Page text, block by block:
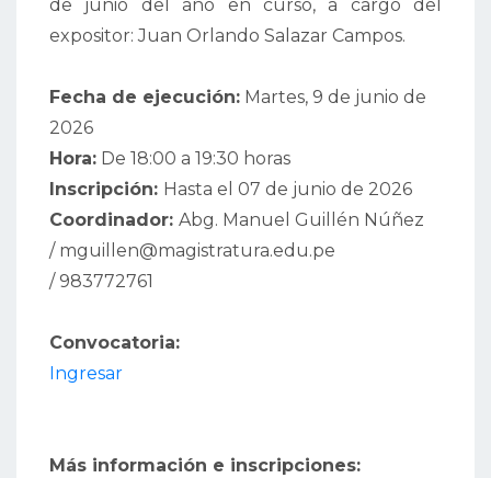
de junio del año en curso, a cargo del
expositor: Juan Orlando Salazar Campos.
Fecha de ejecución: Martes, 9 de junio de
2026
Hora: De 18:00 a 19:30 horas
Inscripción: Hasta el 07 de junio de 2026
Coordinador: Abg. Manuel Guillén Núñez
/ mguillen@magistratura.edu.pe
/ 983772761
Convocatoria:
Ingresar
Más información e inscripciones: